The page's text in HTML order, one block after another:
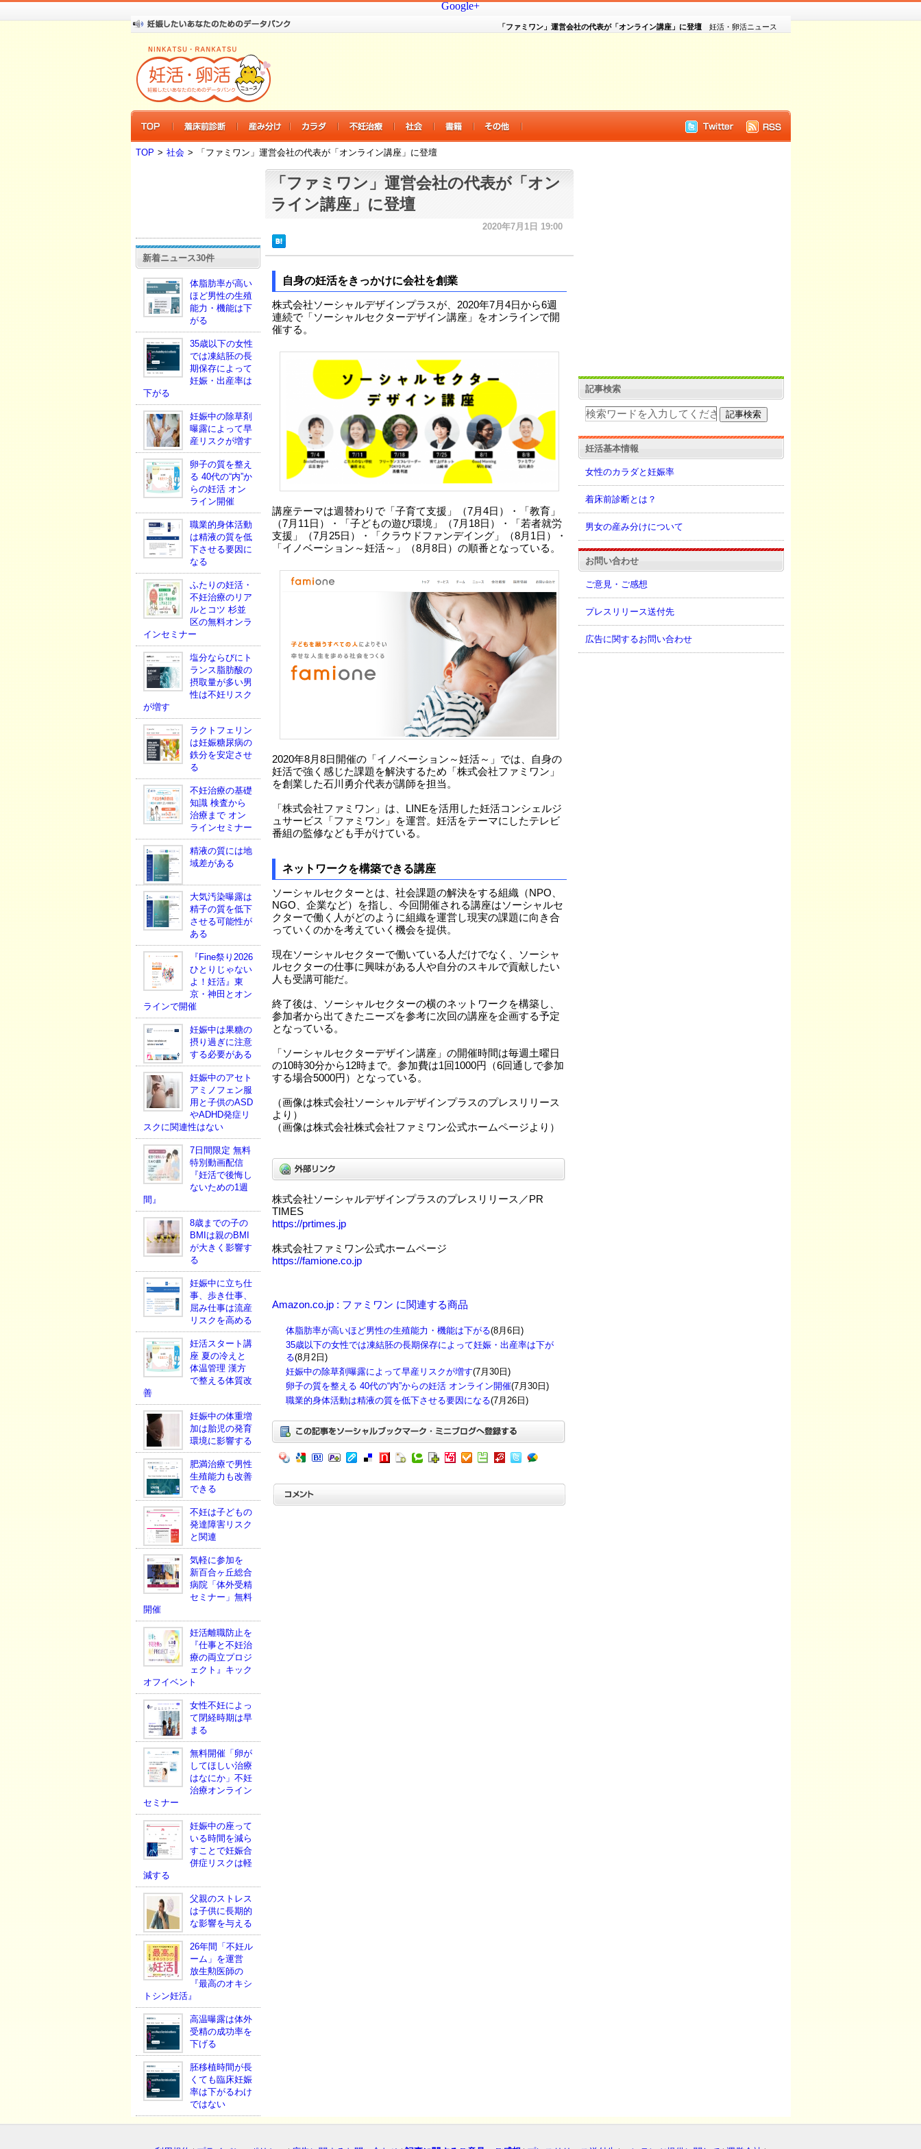
Google+
妊活・卵活ニュース
「ファミワン」運営会社の代表が「オンライン講座」に登壇
TOP > 社会 > 「ファミワン」運営会社の代表が「オンライン講座」に登壇
新着ニュース30件
体脂肪率が高い
ほど男性の生殖
能力・機能は下
がる
35歳以下の女性
では凍結胚の長
期保存によって
妊娠・出産率は
下がる
妊娠中の除草剤
曝露によって早
産リスクが増す
卵子の質を整え
る 40代の“内”か
らの妊活 オン
ライン開催
職業的身体活動
は精液の質を低
下させる要因に
なる
ふたりの妊活・
不妊治療のリア
ルとコツ 杉並
区の無料オンラ
インセミナー
塩分ならびにト
ランス脂肪酸の
摂取量が多い男
性は不妊リスク
が増す
ラクトフェリン
は妊娠糖尿病の
鉄分を安定させ
る
不妊治療の基礎
知識 検査から
治療まで オン
ラインセミナー
精液の質には地
域差がある
大気汚染曝露は
精子の質を低下
させる可能性が
ある
『Fine祭り2026
ひとりじゃない
よ！妊活』東
京・神田とオン
ラインで開催
妊娠中は果糖の
摂り過ぎに注意
する必要がある
妊娠中のアセト
アミノフェン服
用と子供のASD
やADHD発症リ
スクに関連性はない
7日間限定 無料
特別動画配信
『妊活で後悔し
ないための1週
間』
8歳までの子の
BMIは親のBMI
が大きく影響す
る
妊娠中に立ち仕
事、歩き仕事、
屈み仕事は流産
リスクを高める
妊活スタート講
座 夏の冷えと
体温管理 漢方
で整える体質改
善
妊娠中の体重増
加は胎児の発育
環境に影響する
肥満治療で男性
生殖能力も改善
できる
不妊は子どもの
発達障害リスク
と関連
気軽に参加を
新百合ヶ丘総合
病院「体外受精
セミナー」無料
開催
妊活離職防止を
『仕事と不妊治
療の両立プロジ
ェクト』キック
オフイベント
女性不妊によっ
て閉経時期は早
まる
無料開催「卵が
してほしい治療
はなにか」不妊
治療オンライン
セミナー
妊娠中の座って
いる時間を減ら
すことで妊娠合
併症リスクは軽
減する
父親のストレス
は子供に長期的
な影響を与える
26年間「不妊ル
ーム」を運営
放生勲医師の
『最高のオキシ
トシン妊活』
高温曝露は体外
受精の成功率を
下げる
胚移植時間が長
くても臨床妊娠
率は下がるわけ
ではない
「ファミワン」運営会社の代表が「オン
ライン講座」に登壇
2020年7月1日 19:00
自身の妊活をきっかけに会社を創業
株式会社ソーシャルデザインプラスが、2020年7月4日から6週
連続で「ソーシャルセクターデザイン講座」をオンラインで開
催する。
講座テーマは週替わりで「子育て支援」（7月4日）・「教育」
（7月11日）・「子どもの遊び環境」（7月18日）・「若者就労
支援」（7月25日）・「クラウドファンデイング」（8月1日）・
「イノベーション～妊活～」（8月8日）の順番となっている。
2020年8月8日開催の「イノベーション～妊活～」では、自身の
妊活で強く感じた課題を解決するため「株式会社ファミワン」
を創業した石川勇介代表が講師を担当。
「株式会社ファミワン」は、LINEを活用した妊活コンシェルジ
ュサービス「ファミワン」を運営。妊活をテーマにしたテレビ
番組の監修なども手がけている。
ネットワークを構築できる講座
ソーシャルセクターとは、社会課題の解決をする組織（NPO、
NGO、企業など）を指し、今回開催される講座はソーシャルセ
クターで働く人がどのように組織を運営し現実の課題に向き合
っていくのかを考えていく機会を提供。
現在ソーシャルセクターで働いている人だけでなく、ソーシャ
ルセクターの仕事に興味がある人や自分のスキルで貢献したい
人も受講可能だ。
終了後は、ソーシャルセクターの横のネットワークを構築し、
参加者から出てきたニーズを参考に次回の講座を企画する予定
となっている。
「ソーシャルセクターデザイン講座」の開催時間は毎週土曜日
の10時30分から12時まで。参加費は1回1000円（6回通しで参加
する場合5000円）となっている。
（画像は株式会社ソーシャルデザインプラスのプレスリリース
より）
（画像は株式会社株式会社ファミワン公式ホームページより）
株式会社ソーシャルデザインプラスのプレスリリース／PR
TIMES
https://prtimes.jp
株式会社ファミワン公式ホームページ
https://famione.co.jp
Amazon.co.jp : ファミワン に関連する商品
体脂肪率が高いほど男性の生殖能力・機能は下がる(8月6日)
35歳以下の女性では凍結胚の長期保存によって妊娠・出産率は下が
る(8月2日)
妊娠中の除草剤曝露によって早産リスクが増す(7月30日)
卵子の質を整える 40代の“内”からの妊活 オンライン開催(7月30日)
職業的身体活動は精液の質を低下させる要因になる(7月26日)
記事検索
妊活基本情報
女性のカラダと妊娠率
着床前診断とは？
男女の産み分けについて
お問い合わせ
ご意見・ご感想
プレスリリース送付先
広告に関するお問い合わせ